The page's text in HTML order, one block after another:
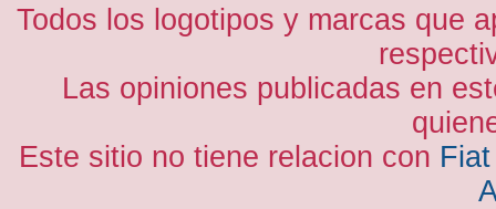
Todos los logotipos y marcas que
Las opiniones publicadas en
Este sitio no tiene relacion con